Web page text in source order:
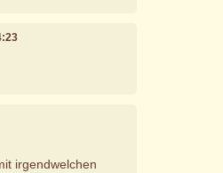
irgendwelchen